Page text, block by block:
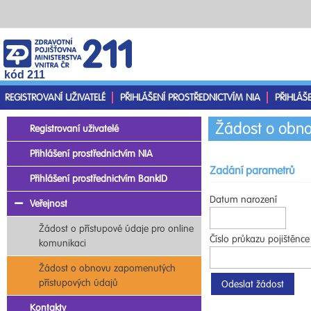
kód 211
REGISTROVANÍ UŽIVATELÉ
PŘIHLÁŠENÍ PROSTŘEDNICTVÍM NIA
Žádost o
Zadání parametrů
Datum narození
Číslo průkazu pojištěnce
Registrovaní uživatelé
Přihlášení prostřednictvím NIA
Přihlášení prostřednictvím BankID
Veřejnost
Žádost o přístupové údaje pro online
komunikaci
Žádost o obnovu zapomenutých
přístupových údajů
Kontakty